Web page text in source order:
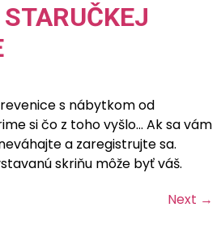
s nábytkom od
si čo z toho vyšlo… Ak sa vám
a zaregistrujte sa.
skriňu môže byť váš.
Next →